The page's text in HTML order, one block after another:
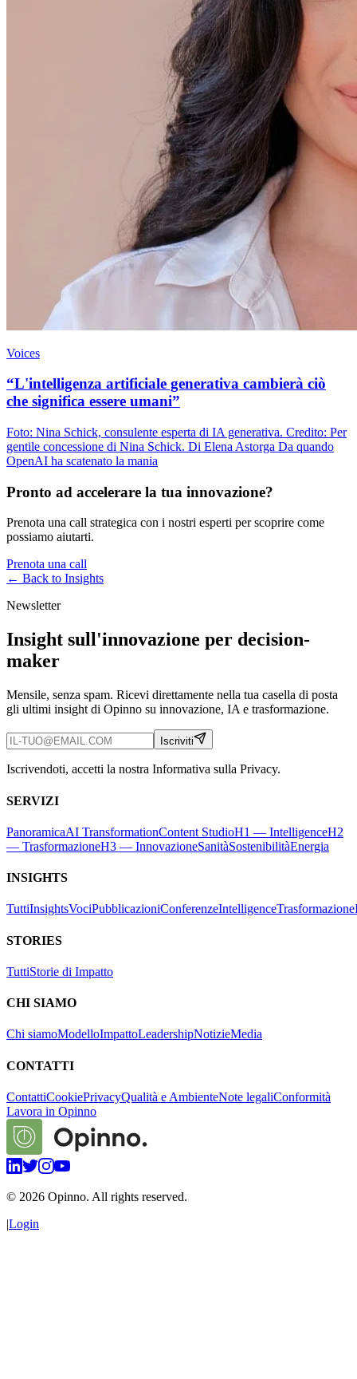
Voices
“L'intelligenza artificiale generativa cambierà ciò
che significa essere umani”
Foto: Nina Schick, consulente esperta di IA generativa. Credito: Per
gentile concessione di Nina Schick. Di Elena Astorga Da quando
OpenAI ha scatenato la mania
Pronto ad accelerare la tua innovazione?
Prenota una call strategica con i nostri esperti per scoprire come
possiamo aiutarti.
Prenota una call
← Back to Insights
Newsletter
Insight sull'innovazione per decision-
maker
Mensile, senza spam. Ricevi direttamente nella tua casella di posta
gli ultimi insight di Opinno su innovazione, IA e trasformazione.
Iscriviti
Iscrivendoti, accetti la nostra Informativa sulla Privacy.
SERVIZI
PanoramicaAI TransformationContent StudioH1 — IntelligenceH2
— TrasformazioneH3 — InnovazioneSanitàSostenibilitàEnergia
INSIGHTS
TuttiInsightsVociPubblicazioniConferenzeIntelligenceTrasformazione
STORIES
TuttiStorie di Impatto
CHI SIAMO
Chi siamoModelloImpattoLeadershipNotizieMedia
CONTATTI
ContattiCookiePrivacyQualità e AmbienteNote legaliConformità
Lavora in Opinno
© 2026 Opinno. All rights reserved.
|Login